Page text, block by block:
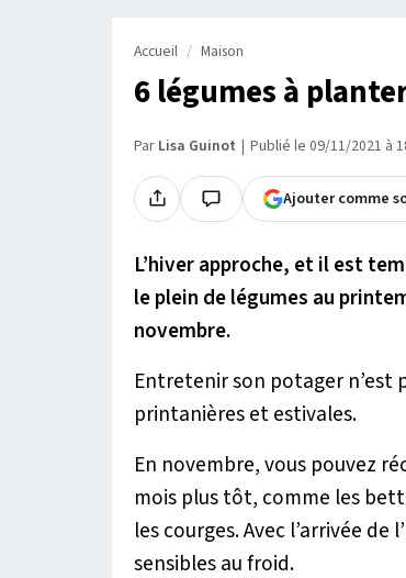
Accueil Maison
6 légumes à
Par Lisa Guinot Publié le 09/11/2021 à
Ajouter comme
L’hiver approche, et il est
le plein de légumes au
novembre.
Entretenir son potager n’est
printanières et estivales.
En novembre, vous pouvez
mois plus tôt, comme les
les courges. Avec l’arrivée
sensibles au froid.